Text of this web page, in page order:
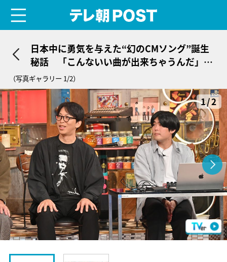
日本中に勇気を与えた“幻のCMソング”誕生
秘話 「こんないい曲が出来ちゃうんだ」と
音楽Pも感動
（写真ギャラリー 1/2）
1/2